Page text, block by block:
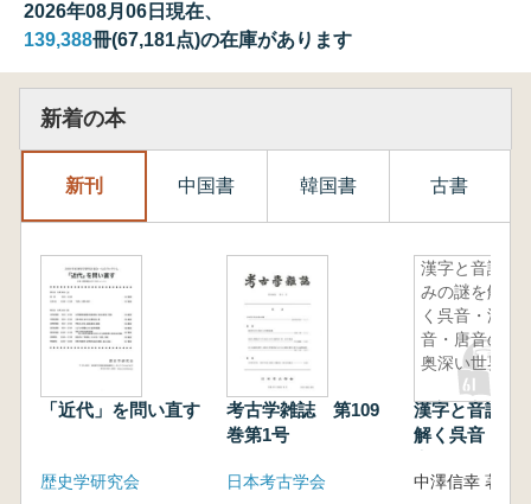
2026年08月06日現在、
139,388冊(67,181点)の在庫があります
新着の本
新刊 中国書 韓国書 古書
「近代」を問い直す
歴史学研究会
考古学雑誌 第109
巻第1号
日本考古学会
漢字と音読
みの謎を解
く呉音・漢
音・唐音の
奥深い世界
漢字と音読み
解く呉音・漢
中澤信幸 著